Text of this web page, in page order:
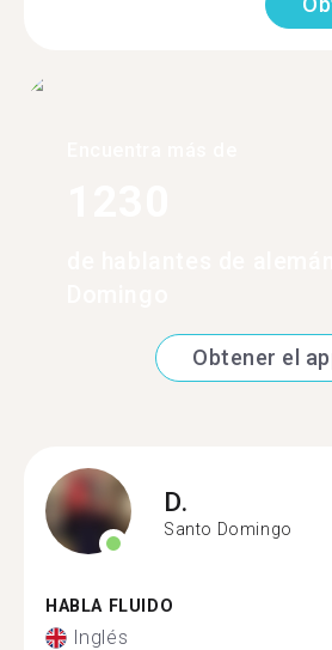
Obtener el
D.
Santo Domingo
HABLA FLUIDO
Inglés